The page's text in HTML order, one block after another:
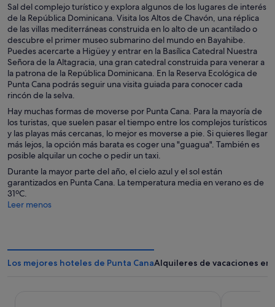
Sal del complejo turístico y explora algunos de los lugares de interés
de la República Dominicana. Visita los Altos de Chavón, una réplica
de las villas mediterráneas construida en lo alto de un acantilado o
descubre el primer museo submarino del mundo en Bayahibe.
Puedes acercarte a Higüey y entrar en la Basílica Catedral Nuestra
Señora de la Altagracia, una gran catedral construida para venerar a
la patrona de la República Dominicana. En la Reserva Ecológica de
Punta Cana podrás seguir una visita guiada para conocer cada
rincón de la selva.
Hay muchas formas de moverse por Punta Cana. Para la mayoría de
los turistas, que suelen pasar el tiempo entre los complejos turísticos
y las playas más cercanas, lo mejor es moverse a pie. Si quieres llegar
más lejos, la opción más barata es coger una "guagua". También es
posible alquilar un coche o pedir un taxi.
Durante la mayor parte del año, el cielo azul y el sol están
garantizados en Punta Cana. La temperatura media en verano es de
31ºC.
Leer menos
Los mejores hoteles de Punta CanaAlquileres de vacaciones en